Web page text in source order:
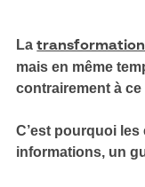
La
mais en même
contrairement à
C’est pourquoi
informations, un